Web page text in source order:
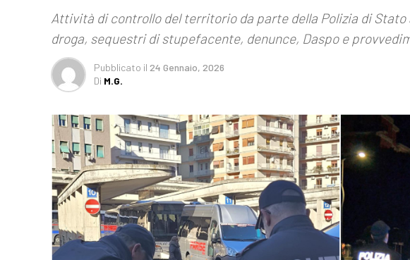
Attività di controllo del territorio da parte della Polizia di
droga, sequestri di stupefacente, denunce, Daspo e
Pubblicato il 24 Gennaio, 2026
Di M.G.